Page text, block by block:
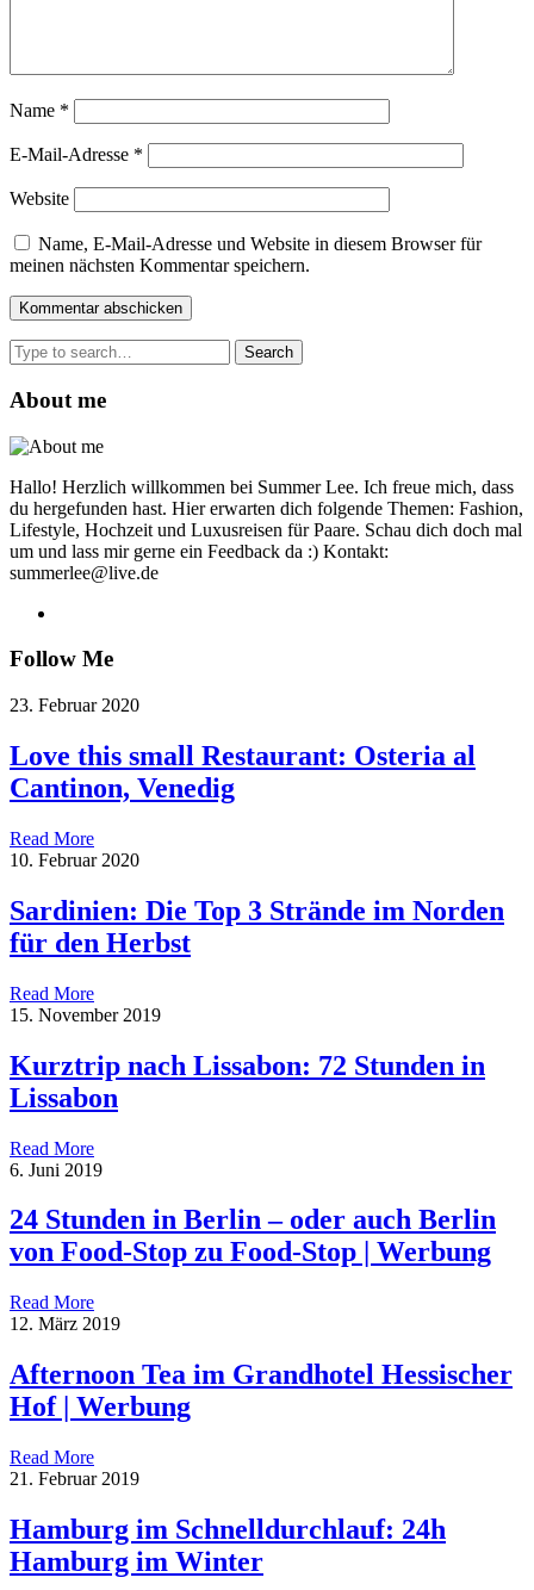
Name *
E-Mail-Adresse *
Website
Name, E-Mail-Adresse und Website in diesem Browser für
meinen nächsten Kommentar speichern.
Search
for:
About me
Hallo! Herzlich willkommen bei Summer Lee. Ich freue mich, dass
du hergefunden hast. Hier erwarten dich folgende Themen: Fashion,
Lifestyle, Hochzeit und Luxusreisen für Paare. Schau dich doch mal
um und lass mir gerne ein Feedback da :) Kontakt:
summerlee@live.de
Follow Me
23. Februar 2020
Love this small Restaurant: Osteria al
Cantinon, Venedig
Read More
10. Februar 2020
Sardinien: Die Top 3 Strände im Norden
für den Herbst
Read More
15. November 2019
Kurztrip nach Lissabon: 72 Stunden in
Lissabon
Read More
6. Juni 2019
24 Stunden in Berlin – oder auch Berlin
von Food-Stop zu Food-Stop | Werbung
Read More
12. März 2019
Afternoon Tea im Grandhotel Hessischer
Hof | Werbung
Read More
21. Februar 2019
Hamburg im Schnelldurchlauf: 24h
Hamburg im Winter